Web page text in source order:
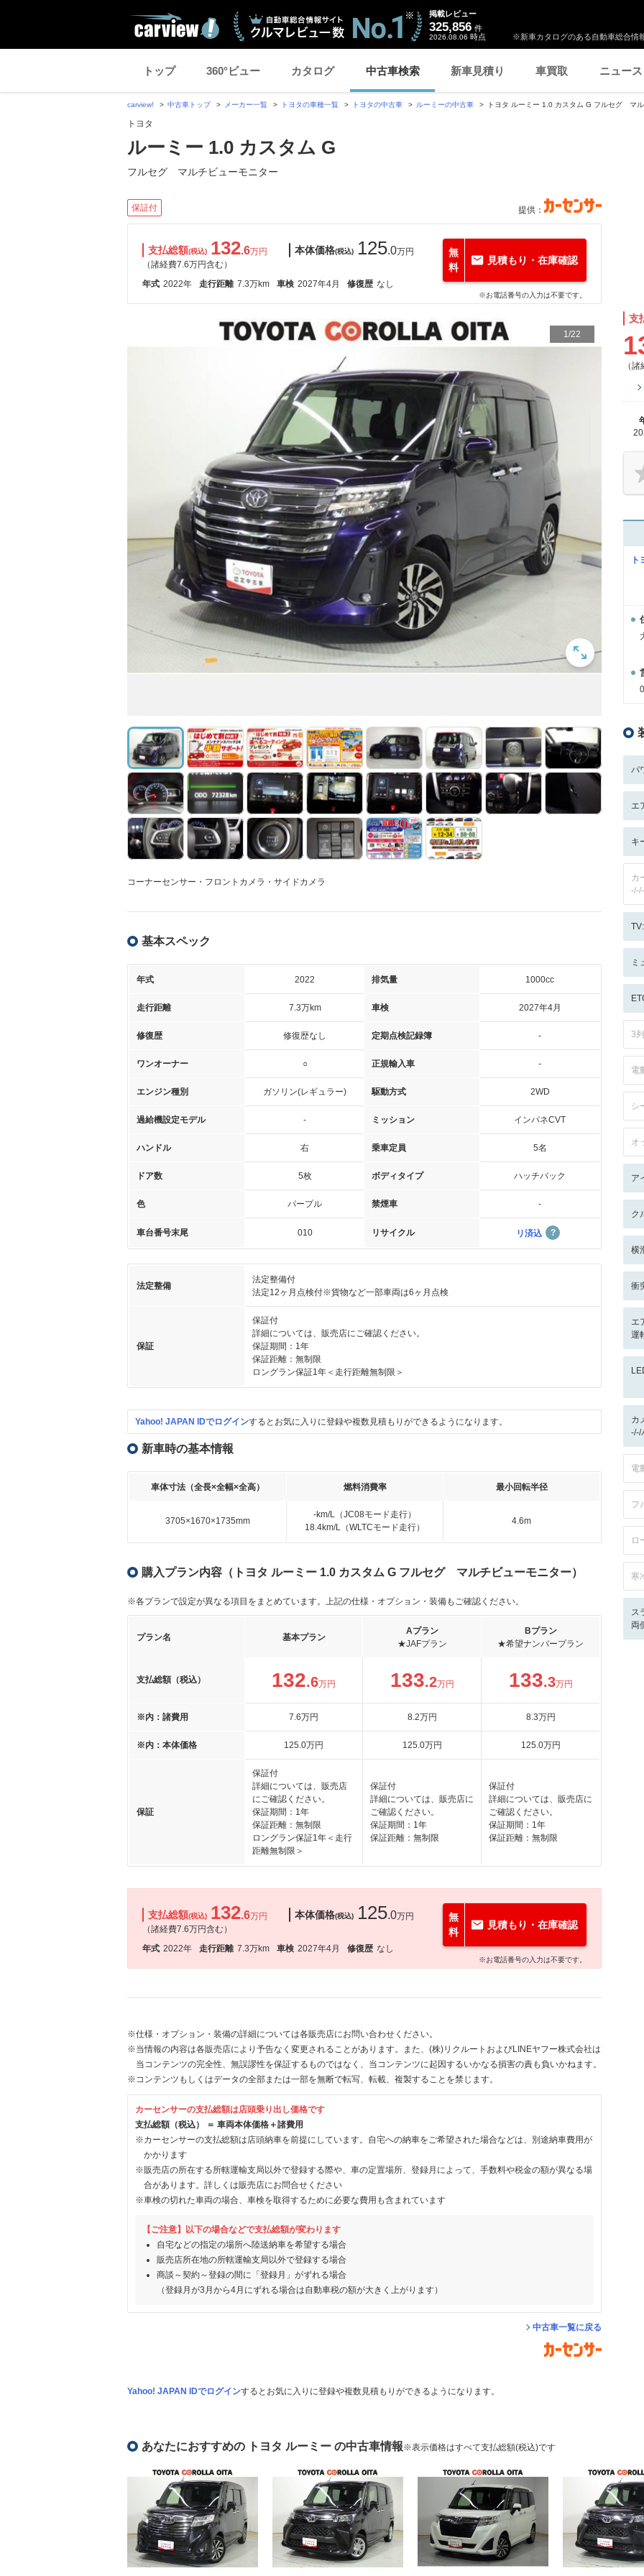
※新車カタログのある自動車総合情
掲載レビュー
325,856 件
2026.08.06 時点
トップ 360°ビュー カタログ 中古車検索 新車見積り 車買取 ニュース
carview! 中古車トップ メーカー一覧 トヨタの車種一覧 トヨタの中古車 ルーミーの中古車 トヨタ ルーミー 1.0 カスタム G フルセグ マ
トヨタ
ルーミー 1.0 カスタム G
フルセグ マルチビューモニター
保証付 提供：
支払総額(税込) 132.6万円
（諸経費7.6万円含む）
本体価格(税込) 125.0万円
年式 2022年 走行距離 7.3万km 車検 2027年4月 修復歴 なし
無
料
見積もり・在庫確認
※お電話番号の入力は不要です。
1/22
コーナーセンサー・フロントカメラ・サイドカメラ
基本スペック
年式 2022 排気量 1000cc
走行距離 7.3万km 車検 2027年4月
修復歴 修復歴なし 定期点検記録簿 -
ワンオーナー ○ 正規輸入車 -
エンジン種別 ガソリン(レギュラー) 駆動方式 2WD
過給機設定モデル - ミッション インパネCVT
ハンドル 右 乗車定員 5名
ドア数 5枚 ボディタイプ ハッチバック
色 パープル 禁煙車 -
車台番号末尾 010 リサイクル リ済込
法定整備
法定整備付
法定12ヶ月点検付※貨物など一部車両は6ヶ月点検
保証
保証付
詳細については、販売店にご確認ください。
保証期間：1年
保証距離：無制限
ロングラン保証1年＜走行距離無制限＞
Yahoo! JAPAN IDでログインするとお気に入りに登録や複数見積もりができるようになります。
新車時の基本情報
車体寸法（全長×全幅×全高） 燃料消費率 最小回転半径
3705×1670×1735mm
-km/L（JC08モード走行）
18.4km/L（WLTCモード走行）
4.6m
購入プラン内容（トヨタ ルーミー 1.0 カスタム G フルセグ マルチビューモニター）
※各プランで設定が異なる項目をまとめています。上記の仕様・オプション・装備もご確認ください。
プラン名 基本プラン
Aプラン
★JAFプラン
Bプラン
★希望ナンバープラン
支払総額（税込） 132.6万円 133.2万円 133.3万円
※内：諸費用 7.6万円 8.2万円 8.3万円
※内：本体価格 125.0万円 125.0万円 125.0万円
保証
保証付
詳細については、販売店
にご確認ください。
保証期間：1年
保証距離：無制限
ロングラン保証1年＜走行
距離無制限＞
保証付
詳細については、販売店に
ご確認ください。
保証期間：1年
保証距離：無制限
保証付
詳細については、販売店に
ご確認ください。
保証期間：1年
保証距離：無制限
支払総額(税込) 132.6万円
（諸経費7.6万円含む）
本体価格(税込) 125.0万円
年式 2022年 走行距離 7.3万km 車検 2027年4月 修復歴 なし
無
料
見積もり・在庫確認
※お電話番号の入力は不要です。
※仕様・オプション・装備の詳細については各販売店にお問い合わせください。
※当情報の内容は各販売店により予告なく変更されることがあります。また、(株)リクルートおよびLINEヤフー株式会社は
当コンテンツの完全性、無誤謬性を保証するものではなく、当コンテンツに起因するいかなる損害の責も負いかねます。
※コンテンツもしくはデータの全部または一部を無断で転写、転載、複製することを禁じます。
カーセンサーの支払総額は店頭乗り出し価格です
支払総額（税込） ＝ 車両本体価格＋諸費用
※カーセンサーの支払総額は店頭納車を前提にしています。自宅への納車をご希望された場合などは、別途納車費用が
かかります
※販売店の所在する所轄運輸支局以外で登録する際や、車の定置場所、登録月によって、手数料や税金の額が異なる場
合があります。詳しくは販売店にお問合せください
※車検の切れた車両の場合、車検を取得するために必要な費用も含まれています
【ご注意】以下の場合などで支払総額が変わります
自宅などの指定の場所へ陸送納車を希望する場合
販売店所在地の所轄運輸支局以外で登録する場合
商談～契約～登録の間に「登録月」がずれる場合
（登録月が3月から4月にずれる場合は自動車税の額が大きく上がります）
中古車一覧に戻る
Yahoo! JAPAN IDでログインするとお気に入りに登録や複数見積もりができるようになります。
支
（
パ
エ
キ
カ
ミ
3
電
シ
オ
ア
ク
横
衝
エ
運
カ
-/-/
電
フ
ロ
寒
ス
両
あなたにおすすめの トヨタ ルーミー の中古車情報※表示価格はすべて支払総額(税込)です